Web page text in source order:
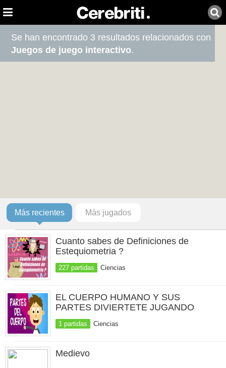
Se han encontrado 3 resultados relacionados con
Juegos de juego interactivo.
Más recientes Más jugados
Cuanto sabes de Definiciones de
Estequiometria ?
227 partidas Ciencias
EL CUERPO HUMANO Y SUS
PARTES DIVIERTETE JUGANDO
1 partidas Ciencias
Medievo